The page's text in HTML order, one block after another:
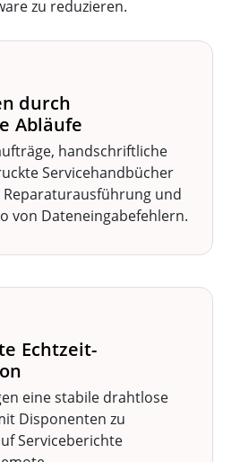
zu reduzieren.
durch
Abläufe
handschriftliche
Servicehandbücher
und
von Dateneingabefehlern.
Echtzeit-
eine stabile drahtlose
Disponenten zu
Serviceberichte